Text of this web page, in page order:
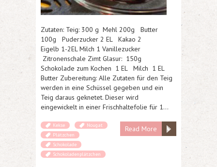
Zutaten: Teig: 300 g Mehl 200g Butter
100g Puderzucker 2 EL Kakao 2
Eigelb 1-2EL Milch 1 Vanillezucker
Zitronenschale Zimt Glasur: 150g
Schokolade zum Kochen 1 EL Milch 1 EL
Butter Zubereitung: Alle Zutaten für den Teig
werden in eine Schüssel gegeben und ein
Teig daraus geknetet. Dieser wird
eingewickelt in einer Frischhaltefolie für 1…
Read More
Kekse
Nougat
Plätzchen
Schokolade
Schokoladenplätzchen